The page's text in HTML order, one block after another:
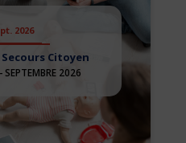
2026
Secours Citoyen
2026